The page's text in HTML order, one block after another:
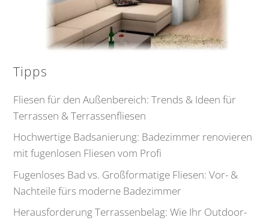
Tipps
Fliesen für den Außenbereich: Trends & Ideen für
Terrassen & Terrassenfliesen
Hochwertige Badsanierung: Badezimmer renovieren
mit fugenlosen Fliesen vom Profi
Fugenloses Bad vs. Großformatige Fliesen: Vor- &
Nachteile fürs moderne Badezimmer
Herausforderung Terrassenbelag: Wie Ihr Outdoor-